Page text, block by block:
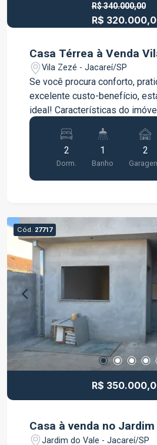
R$ 340.000,00
R$
Casa
Vila Zezé - Jacareí/SP
Se você procura conforto,
excelente custo-benefício,
ideal! Características do imóvel: 2 dormitórios;
Sala ampla e bem iluminada;
planejados; Banheiro;
Area de serviço; Casa térrea,
busca acessibilidade e comodidade.
na Vila Zezé, em uma região
qualidade de vida ou fazer um
investimento! Entre em contato para mais
informações e agende sua
de perto e se encantar com o
2
Dorm.
1
Banho
2
Cód. 27717
R$
Casa à venda no
Jardim do Vale - Jacareí/SP